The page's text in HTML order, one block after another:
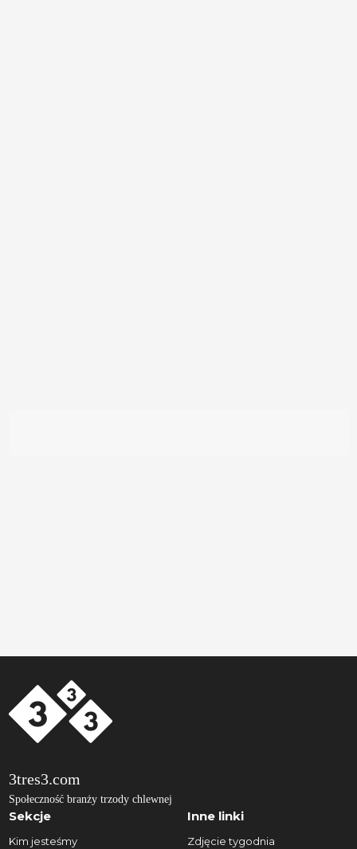
3tres3.com
Społeczność branży trzody chlewnej
Sekcje
Kim jesteśmy
Inne linki
Zdjęcie tygodnia